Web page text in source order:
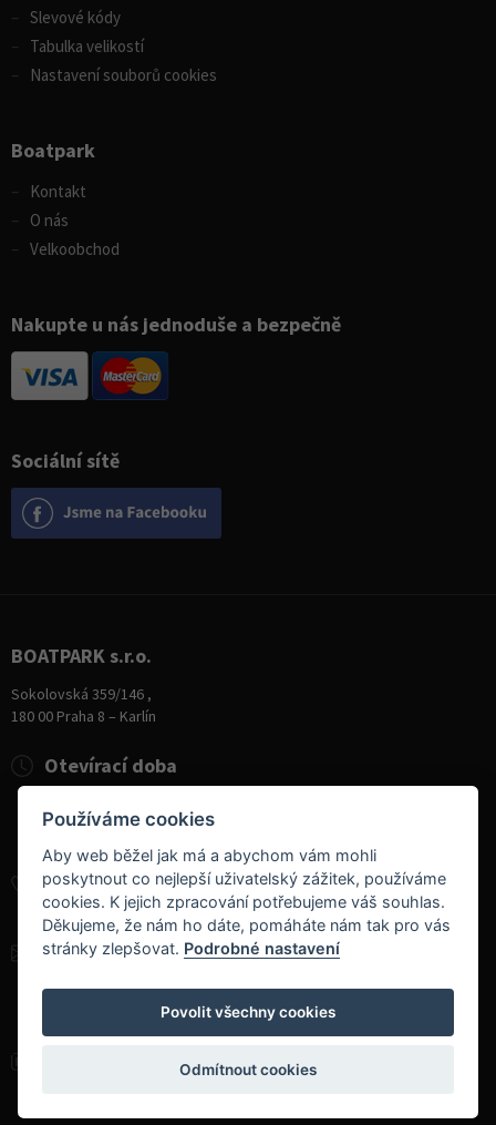
Sociální sítě
Slevové kódy
Tabulka velikostí
Nastavení souborů cookies
Boatpark
Kontakt
O nás
Velkoobchod
Nakupte u nás jednoduše a bezpečně
BOATPARK s.r.o.
Sokolovská 359/146 ,
180 00 Praha 8 – Karlín
+420 284 826 787
+420 604 728 042
info@boatpark.cz
Otevírací doba
Úterý - Pátek
10:00 - 19:00
Sobota
9:00 - 14:00
Používáme cookies
Aby web běžel jak má a abychom vám mohli
poskytnout co nejlepší uživatelský zážitek, používáme
cookies. K jejich zpracování potřebujeme váš souhlas.
Děkujeme, že nám ho dáte, pomáháte nám tak pro vás
stránky zlepšovat. Podrobné nastavení
Povolit všechny cookies
Odmítnout cookies